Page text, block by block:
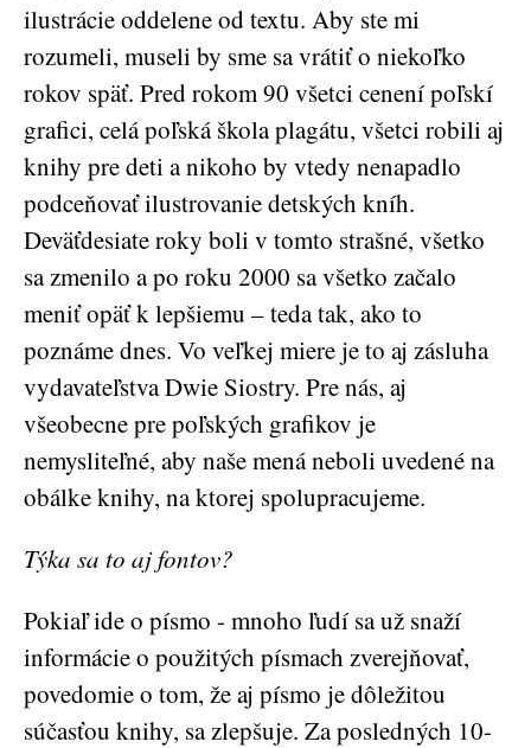
ilustrácie oddelene od textu. Aby ste mi
rozumeli, museli by sme sa vrátiť o niekoľko
rokov späť. Pred rokom 90 všetci cenení poľskí
grafici, celá poľská škola plagátu, všetci robili aj
knihy pre deti a nikoho by vtedy nenapadlo
podceňovať ilustrovanie detských kníh.
Deväťdesiate roky boli v tomto strašné, všetko
sa zmenilo a po roku 2000 sa všetko začalo
meniť opäť k lepšiemu – teda tak, ako to
poznáme dnes. Vo veľkej miere je to aj zásluha
vydavateľstva Dwie Siostry. Pre nás, aj
všeobecne pre poľských grafikov je
nemysliteľné, aby naše mená neboli uvedené na
obálke knihy, na ktorej spolupracujeme.
Týka sa to aj fontov?
Pokiaľ ide o písmo - mnoho ľudí sa už snaží
informácie o použitých písmach zverejňovať,
povedomie o tom, že aj písmo je dôležitou
súčasťou knihy, sa zlepšuje. Za posledných 10-